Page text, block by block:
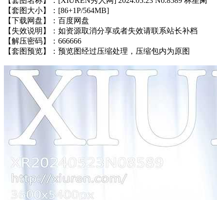
【套图大小】：[86+1P/564MB]
【下载网盘】：百度网盘
【失效说明】：如资源取消分享或者失效请联系站长补档
【解压密码】：666666
【套图预览】：预览图经过压缩处理，压缩包内为原图